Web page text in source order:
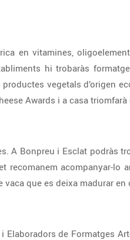
en vitamines,
hi trobaràs
vegetals d’origen
Awards i a casa
A Bonpreu i Esclat podràs
recomanem acompanyar-
que es deixa madurar
de Formatges